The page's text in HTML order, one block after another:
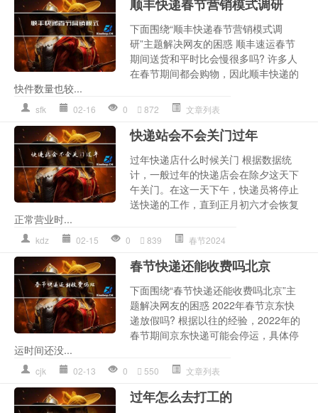
顺丰快递春节营销模式调研
下面围绕“顺丰快递春节营销模式调
研”主题解决网友的困惑 顺丰速运春节
期间送货和平时比会慢很多吗? 许多人
在春节期间都会购物，因此顺丰快递的
快件数量也较...
sfk 02-16 0 872 文章列表
快递站会不会关门过年
过年快递店什么时候关门 根据数据统
计，一般过年的快递店会在除夕这天下
午关门。在这一天下午，快递员将停止
送快递的工作，直到正月初六才会恢复
正常营业时...
kdz 02-15 0 839 春节2024
春节快递还能收费吗北京
下面围绕“春节快递还能收费吗北京”主
题解决网友的困惑 2022年春节京东快
递放假吗? 根据以往的经验，2022年的
春节期间京东快递可能会停运，具体停
运时间还没...
cjk 02-13 0 550 文章列表
过年怎么去打工的